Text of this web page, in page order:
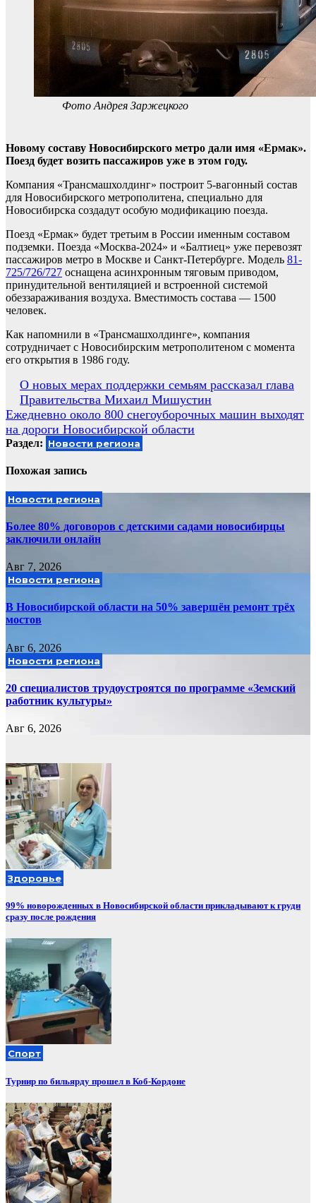
Фото Андрея Заржецкого
Новому составу Новосибирского метро дали имя «Ермак».
Поезд будет возить пассажиров уже в этом году.
Компания «Трансмашхолдинг» построит 5-вагонный состав
для Новосибирского метрополитена, специально для
Новосибирска создадут особую модификацию поезда.
Поезд «Ермак» будет третьим в России именным составом
подземки. Поезда «Москва-2024» и «Балтиец» уже перевозят
пассажиров метро в Москве и Санкт-Петербурге. Модель 81-
725/726/727 оснащена асинхронным тяговым приводом,
принудительной вентиляцией и встроенной системой
обеззараживания воздуха. Вместимость состава — 1500
человек.
Как напомнили в «Трансмашхолдинге», компания
сотрудничает с Новосибирским метрополитеном с момента
его открытия в 1986 году.
Навигация
по
записям
О новых мерах поддержки семьям рассказал глава
Правительства Михаил Мишустин
Ежедневно около 800 снегоуборочных машин выходят
на дороги Новосибирской области
Раздел: Новости региона
Похожая запись
Новости региона
Более 80% договоров с детскими садами новосибирцы
заключили онлайн
Авг 7, 2026
Новости региона
В Новосибирской области на 50% завершён ремонт трёх
мостов
Авг 6, 2026
Новости региона
20 специалистов трудоустроятся по программе «Земский
работник культуры»
Авг 6, 2026
Здоровье
99% новорожденных в Новосибирской области прикладывают к груди
сразу после рождения
Спорт
Турнир по бильярду прошел в Коб-Кордоне